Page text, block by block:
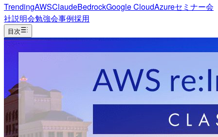
TrendingAWSClaudeBedrockGoogle CloudAzureセミナー会
社説明会勉強会事例採用
目次